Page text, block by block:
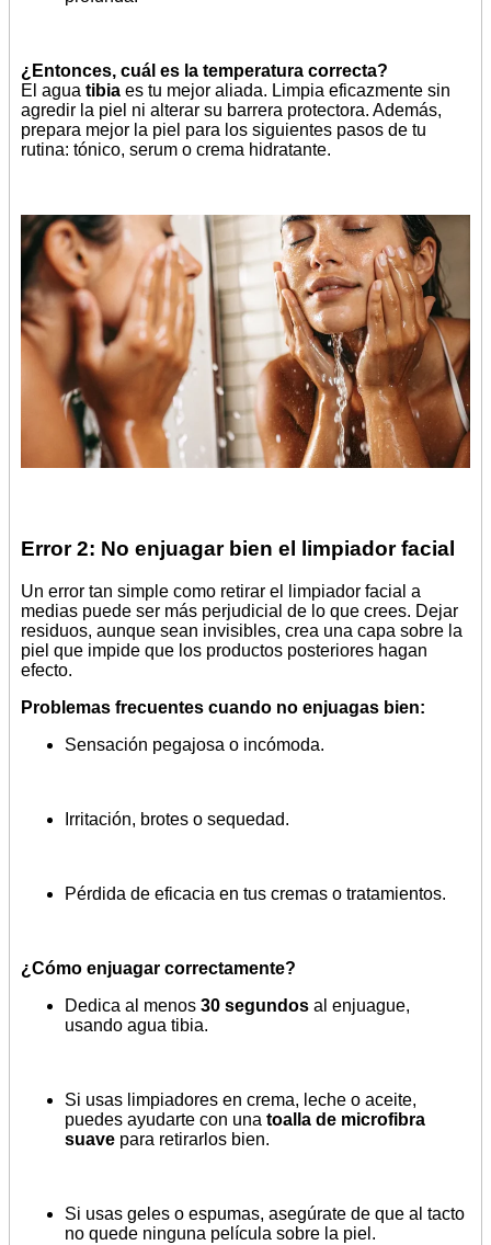
¿Entonces, cuál es la temperatura correcta?
El agua tibia es tu mejor aliada. Limpia eficazmente sin
agredir la piel ni alterar su barrera protectora. Además,
prepara mejor la piel para los siguientes pasos de tu
rutina: tónico, serum o crema hidratante.
Error 2: No enjuagar bien el limpiador facial
Un error tan simple como retirar el limpiador facial a
medias puede ser más perjudicial de lo que crees. Dejar
residuos, aunque sean invisibles, crea una capa sobre la
piel que impide que los productos posteriores hagan
efecto.
Problemas frecuentes cuando no enjuagas bien:
Sensación pegajosa o incómoda.
Irritación, brotes o sequedad.
Pérdida de eficacia en tus cremas o tratamientos.
¿Cómo enjuagar correctamente?
Dedica al menos 30 segundos al enjuague,
usando agua tibia.
Si usas limpiadores en crema, leche o aceite,
puedes ayudarte con una toalla de microfibra
suave para retirarlos bien.
Si usas geles o espumas, asegúrate de que al tacto
no quede ninguna película sobre la piel.